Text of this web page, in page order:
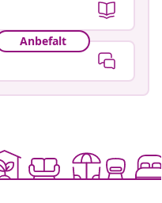
Anbefalt